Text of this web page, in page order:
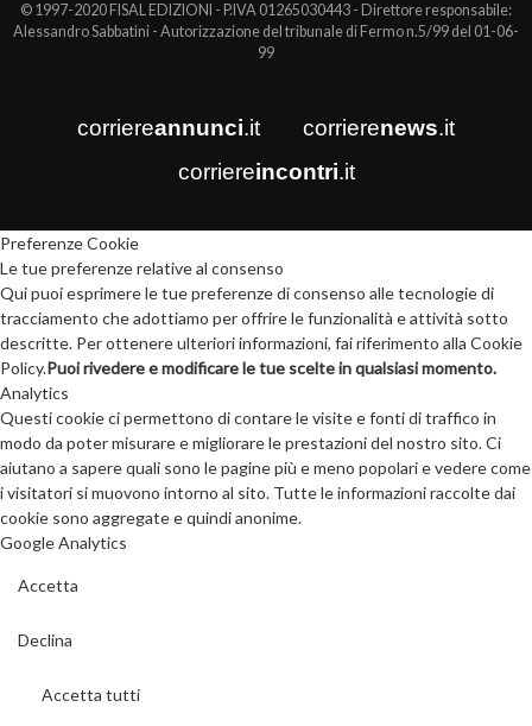
© 1997-2020 FISAL EDIZIONI - P.IVA 01265030443 - Direttore responsabile:
Alessandro Sabbatini - Autorizzazione del tribunale di Fermo n.5/99 del 01-06-
99
corriereannunci.it corrierenews.it
corriereincontri.it
Preferenze Cookie
Le tue preferenze relative al consenso
Qui puoi esprimere le tue preferenze di consenso alle tecnologie di
tracciamento che adottiamo per offrire le funzionalità e attività sotto
descritte. Per ottenere ulteriori informazioni, fai riferimento alla Cookie
Policy.Puoi rivedere e modificare le tue scelte in qualsiasi momento.
Analytics
Questi cookie ci permettono di contare le visite e fonti di traffico in
modo da poter misurare e migliorare le prestazioni del nostro sito. Ci
aiutano a sapere quali sono le pagine più e meno popolari e vedere come
i visitatori si muovono intorno al sito. Tutte le informazioni raccolte dai
cookie sono aggregate e quindi anonime.
Google Analytics
Accetta
Declina
Accetta tutti